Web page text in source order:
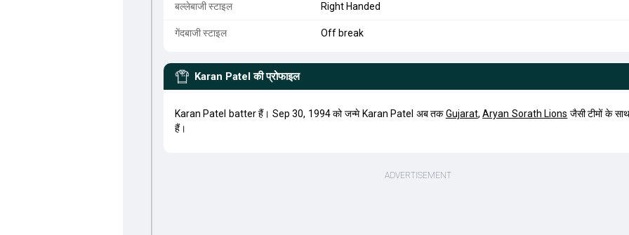
बल्लेबाजी स्टाइल Right Handed
गेंदबाजी स्टाइल Off break
Karan Patel की प्रोफाइल
Karan Patel batter हैं। Sep 30, 1994 को जन्मे Karan Patel अब तकGujarat,Aryan Sorath Lions जैसी टीमों के
हैं।